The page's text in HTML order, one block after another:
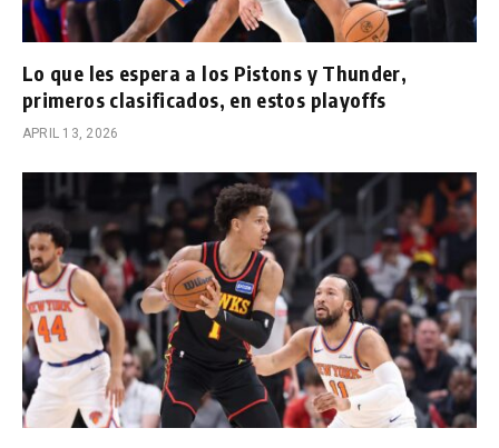
Lo que les espera a los Pistons y Thunder,
primeros clasificados, en estos playoffs
APRIL 13, 2026